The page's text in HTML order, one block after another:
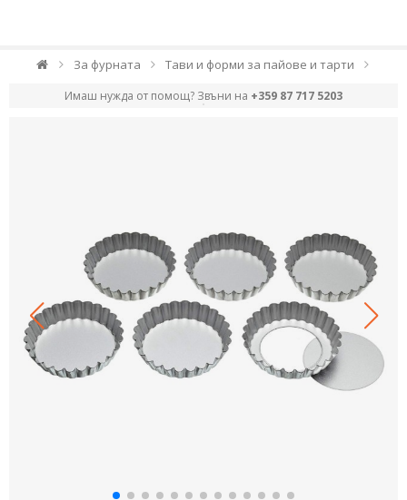
За фурната Тави и форми за пайове и тарти
Имаш нужда от помощ? Звъни на +359 87 717 5203